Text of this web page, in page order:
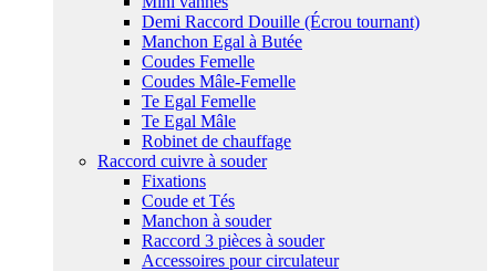
Demi Raccord Douille (Écrou tournant)
Manchon Egal à Butée
Coudes Femelle
Coudes Mâle-Femelle
Te Egal Femelle
Te Egal Mâle
Robinet de chauffage
Raccord cuivre à souder
Fixations
Coude et Tés
Manchon à souder
Raccord 3 pièces à souder
Accessoires pour circulateur